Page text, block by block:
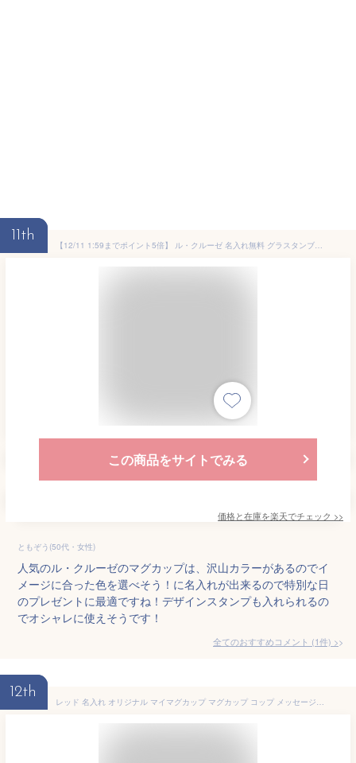
11th
【12/11 1:59までポイント5倍】 ル・クルーゼ 名入れ無料 グラスタンブラー ブラック&ホワイト タンブラー ブランド マグカップ 名前入れ 結婚祝い 記念日 ギフト 名入れ無料 クリスマス プレゼント ルクルーゼ
この商品をサイトでみる
価格と在庫を楽天でチェック >>
ともぞう(50代・女性)
人気のル・クルーゼのマグカップは、沢山カラーがあるのでイ
メージに合った色を選べそう！に名入れが出来るので特別な日
のプレゼントに最適ですね！デザインスタンプも入れられるの
でオシャレに使えそうです！
全てのおすすめコメント (1件) >
12th
レッド 名入れ オリジナル マイマグカップ マグカップ コップ メッセージが入れられる オリジナルマグカップ 北欧風